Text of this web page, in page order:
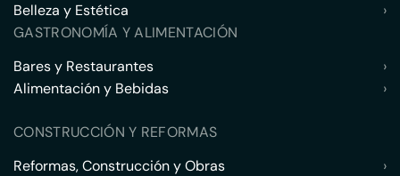
Belleza y Estética
›
GASTRONOMÍA Y ALIMENTACIÓN
Bares y Restaurantes
›
Alimentación y Bebidas
›
CONSTRUCCIÓN Y REFORMAS
Reformas, Construcción y Obras
›